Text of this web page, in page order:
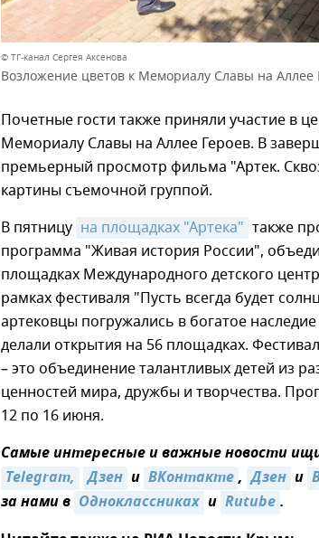
© ТГ-канал Сергея Аксенова
Возложение цветов к Мемориалу Славы на Аллее
Почетные гости также приняли участие в
Мемориалу Славы на Аллее Героев. В
премьерный просмотр фильма "Артек.
картины съемочной группой.
В пятницу на площадках "Артека" также
программа "Живая история России",
площадках Международного детского
рамках фестиваля "Пусть всегда будет
артековцы погружались в богатое
делали открытия на 56 площадках.
– это объединение талантливых детей из
ценностей мира, дружбы и творчества.
12 по 16 июня.
Самые интересные и важные новости
Telegram,
Дзен и ВКонтакте, Дзен и
за нами в Одноклассниках и Rutube.